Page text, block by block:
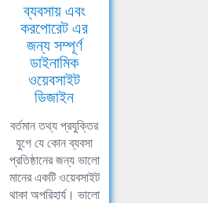
ব্যবসায় এবং
করপোরেট এর
জন্য সম্পূর্ণ
ডাইনামিক
ওয়েবসাইট
ডিজাইন
বর্তমান তথ্য প্রযুক্তির
যুগে যে কোন ব্যবসা
প্রতিষ্ঠানের জন্য ভালো
মানের একটি ওয়েবসাইট
থাকা অপরিহার্য। ভালো